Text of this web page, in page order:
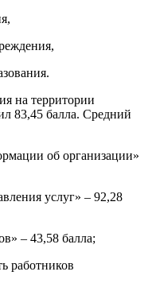
на территории
83,45 балла. Средний
об организации»
услуг» – 92,28
– 43,58 балла;
работников